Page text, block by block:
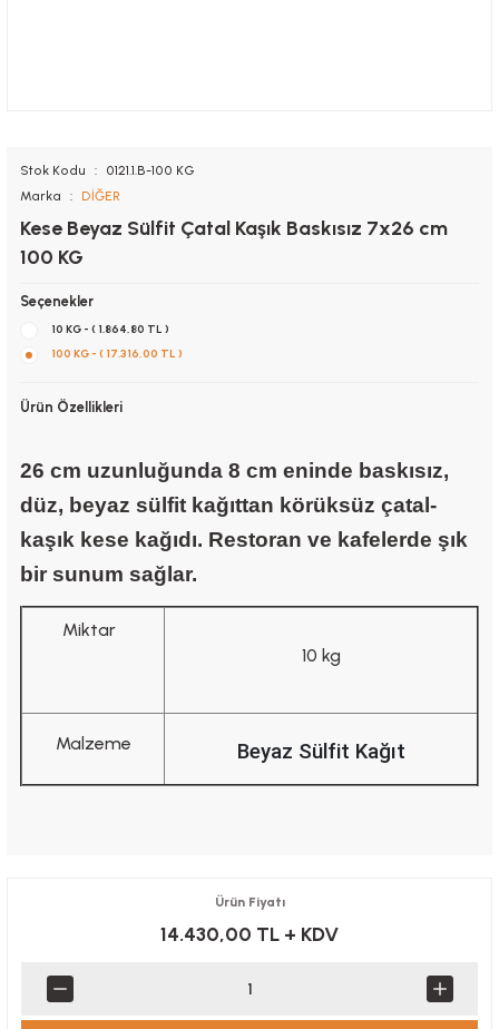
Stok Kodu
0121.1.B-100 KG
Marka
DİĞER
Kese Beyaz Sülfit Çatal Kaşık Baskısız 7x26 cm
100 KG
Seçenekler
10 KG - ( 1.864,80 TL )
100 KG - ( 17.316,00 TL )
Ürün Özellikleri
26 cm uzunluğunda 8 cm eninde baskısız,
düz, beyaz sülfit kağıttan körüksüz çatal-
kaşık kese kağıdı. Restoran ve kafelerde şık
bir sunum sağlar.
Miktar
10 kg
Malzeme Beyaz Sülfit Kağıt
Ürün Fiyatı
14.430,00 TL + KDV